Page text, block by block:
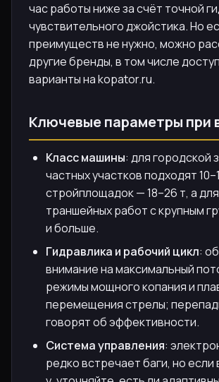
час работы ниже за счёт точной
чувствительного джойстика. Но
преимуществ не нужно, можно
другие бренды, в том числе
варианты на kopator.ru.
Ключевые параметры при
Класс машины: для городской
частных участков подходят
стройплощадок — 18–26 т, а для
траншейных работ с крупным
и больше.
Гидравлика и рабочий цикл:
внимание на максимальный
режимы мощного копания и
перемещения стрелы;
говорят об эффективности.
Система управления:
редко встречает баги, но